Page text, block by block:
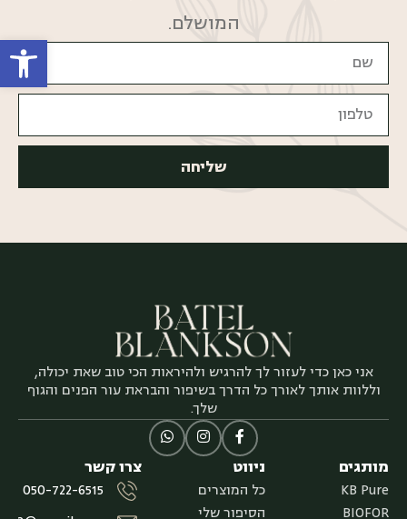
פתח
המושלם.
שליחה
אני כאן כדי לעזור לך להרגיש ולהיראות הכי טוב שאת יכולה,
וללוות אותך לאורך כל הדרך בשיפור והבראת עור הפנים והגוף
שלך.
מותגים
KB Pure
BIOFOR
ניווט
כל המוצרים
הסיפור שלי
צרו קשר
050-722-6515